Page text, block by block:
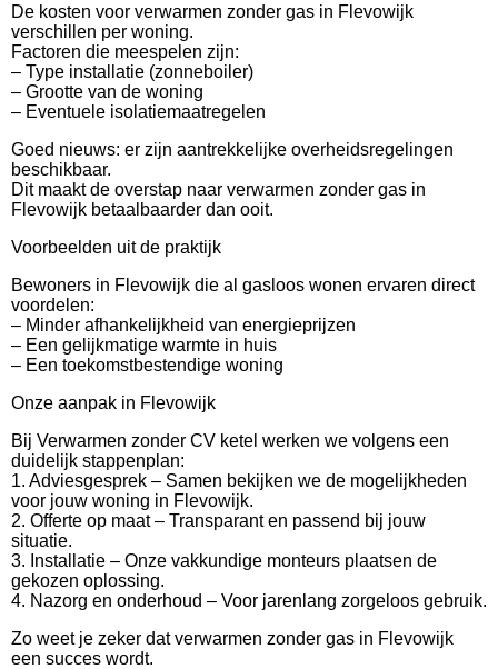
De kosten voor verwarmen zonder gas in Flevowijk
verschillen per woning.
Factoren die meespelen zijn:
– Type installatie (zonneboiler)
– Grootte van de woning
– Eventuele isolatiemaatregelen
Goed nieuws: er zijn aantrekkelijke overheidsregelingen
beschikbaar.
Dit maakt de overstap naar verwarmen zonder gas in
Flevowijk betaalbaarder dan ooit.
Voorbeelden uit de praktijk
Bewoners in Flevowijk die al gasloos wonen ervaren direct
voordelen:
– Minder afhankelijkheid van energieprijzen
– Een gelijkmatige warmte in huis
– Een toekomstbestendige woning
Onze aanpak in Flevowijk
Bij Verwarmen zonder CV ketel werken we volgens een
duidelijk stappenplan:
1. Adviesgesprek – Samen bekijken we de mogelijkheden
voor jouw woning in Flevowijk.
2. Offerte op maat – Transparant en passend bij jouw
situatie.
3. Installatie – Onze vakkundige monteurs plaatsen de
gekozen oplossing.
4. Nazorg en onderhoud – Voor jarenlang zorgeloos gebruik.
Zo weet je zeker dat verwarmen zonder gas in Flevowijk
een succes wordt.